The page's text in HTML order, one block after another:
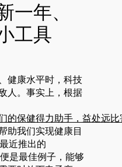
一年、
工具
健康水平时，科技
人。事实上，根据
的保健得力助手，益处远比
助我们实现健康目
近推出的
是最佳例子，能够